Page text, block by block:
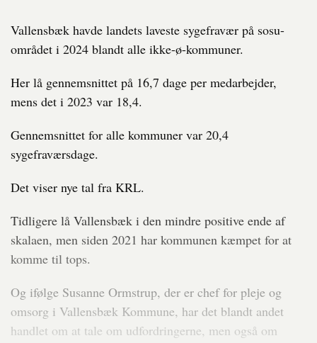
Vallensbæk havde landets laveste sygefravær på sosu-
området i 2024 blandt alle ikke-ø-kommuner.
Her lå gennemsnittet på 16,7 dage per medarbejder,
mens det i 2023 var 18,4.
Gennemsnittet for alle kommuner var 20,4
sygefraværsdage.
Det viser nye tal fra KRL.
Tidligere lå Vallensbæk i den mindre positive ende af
skalaen, men siden 2021 har kommunen kæmpet for at
komme til tops.
Og ifølge Susanne Ormstrup, der er chef for pleje og
omsorg i Vallensbæk Kommune, har det blandt andet
handlet om at tale om udfordringerne, men også om